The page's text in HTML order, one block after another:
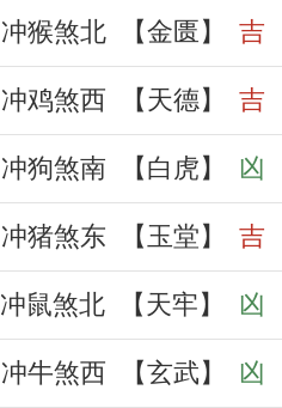
冲猴煞北 【金匮】 吉
冲鸡煞西 【天德】 吉
冲狗煞南 【白虎】 凶
冲猪煞东 【玉堂】 吉
冲鼠煞北 【天牢】 凶
冲牛煞西 【玄武】 凶